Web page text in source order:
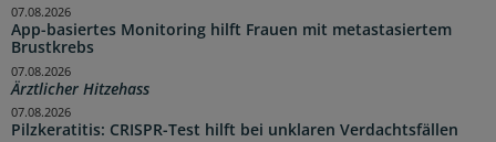
App-basiertes Monitoring hilft Frauen mit metastasiertem
Brustkrebs
07.08.2026
Ärztlicher Hitzehass
07.08.2026
Pilzkeratitis: CRISPR-Test hilft bei unklaren Verdachtsfällen
07.08.2026